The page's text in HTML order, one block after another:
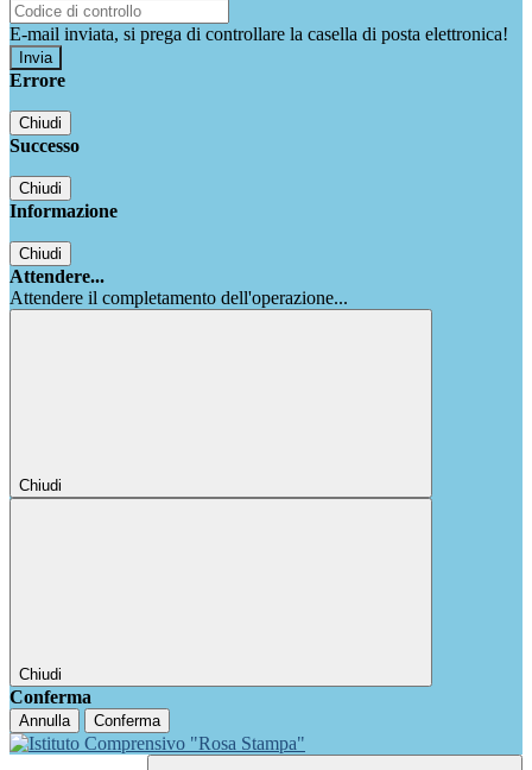
E-mail inviata, si prega di controllare la casella di posta elettronica!
Errore
Chiudi
Successo
Chiudi
Informazione
Chiudi
Attendere...
Attendere il completamento dell'operazione...
Chiudi
Chiudi
Conferma
Annulla Conferma